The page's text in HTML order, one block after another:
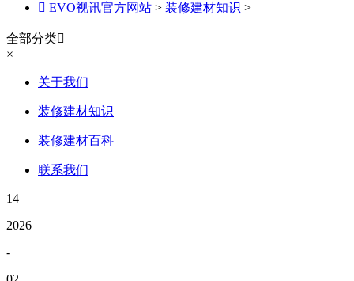
 EVO视讯官方网站 > 装修建材知识 >
全部分类
×
关于我们
装修建材知识
装修建材百科
联系我们
14
2026
-